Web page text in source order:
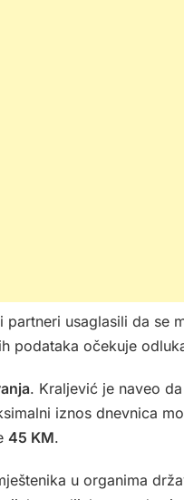
partneri usaglasili da se
podataka očekuje
. Kraljević je naveo
iznos dnevnica
45 KM.
u organima